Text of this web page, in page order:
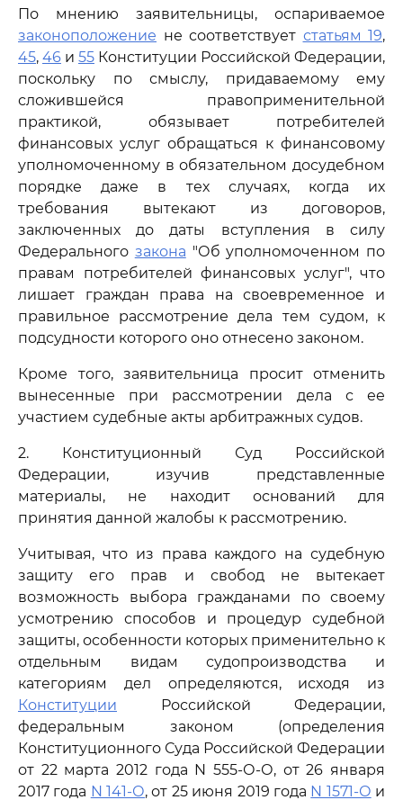
По мнению заявительницы, оспариваемое
законоположение не соответствует статьям 19,
45, 46 и 55 Конституции Российской Федерации,
поскольку по смыслу, придаваемому ему
сложившейся правоприменительной
практикой, обязывает потребителей
финансовых услуг обращаться к финансовому
уполномоченному в обязательном досудебном
порядке даже в тех случаях, когда их
требования вытекают из договоров,
заключенных до даты вступления в силу
Федерального закона "Об уполномоченном по
правам потребителей финансовых услуг", что
лишает граждан права на своевременное и
правильное рассмотрение дела тем судом, к
подсудности которого оно отнесено законом.
Кроме того, заявительница просит отменить
вынесенные при рассмотрении дела с ее
участием судебные акты арбитражных судов.
2. Конституционный Суд Российской
Федерации, изучив представленные
материалы, не находит оснований для
принятия данной жалобы к рассмотрению.
Учитывая, что из права каждого на судебную
защиту его прав и свобод не вытекает
возможность выбора гражданами по своему
усмотрению способов и процедур судебной
защиты, особенности которых применительно к
отдельным видам судопроизводства и
категориям дел определяются, исходя из
Конституции Российской Федерации,
федеральным законом (определения
Конституционного Суда Российской Федерации
от 22 марта 2012 года N 555-О-О, от 26 января
2017 года N 141-О, от 25 июня 2019 года N 1571-О и